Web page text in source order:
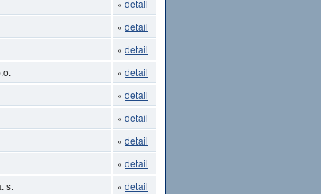
» detail
» detail
» detail
» detail
» detail
» detail
» detail
» detail
s. » detail